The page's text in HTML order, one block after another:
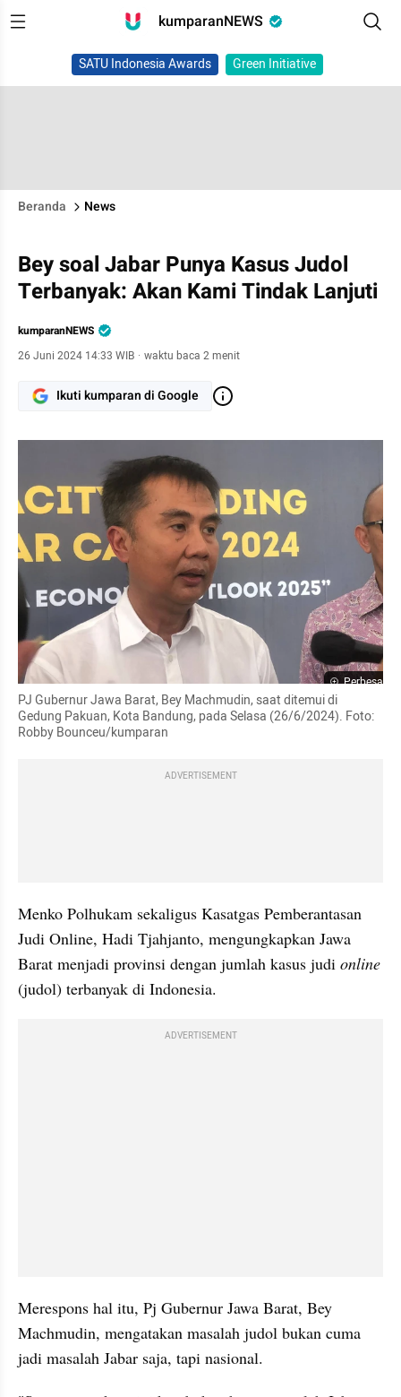
kumparanNEWS
SATU Indonesia Awards Green Initiative
Beranda News
Bey soal Jabar Punya Kasus Judol
Terbanyak: Akan Kami Tindak Lanjuti
kumparanNEWS
26 Juni 2024 14:33 WIB · waktu baca 2 menit
Ikuti kumparan di Google
Perbesar
PJ Gubernur Jawa Barat, Bey Machmudin, saat ditemui di
Gedung Pakuan, Kota Bandung, pada Selasa (26/6/2024). Foto:
Robby Bounceu/kumparan
ADVERTISEMENT
Menko Polhukam sekaligus Kasatgas Pemberantasan
Judi Online, Hadi Tjahjanto, mengungkapkan Jawa
Barat menjadi provinsi dengan jumlah kasus judi online
(judol) terbanyak di Indonesia.
ADVERTISEMENT
Merespons hal itu, Pj Gubernur Jawa Barat, Bey
Machmudin, mengatakan masalah judol bukan cuma
jadi masalah Jabar saja, tapi nasional.